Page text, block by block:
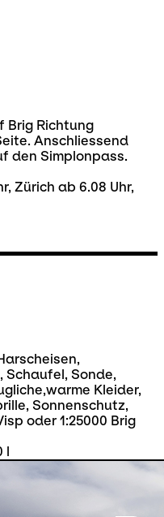
Brig Richtung
Anschliessend
den Simplonpass.
Zürich ab 6.08 Uhr,
Schaufel, Sonde,
Kleider,
Sonnenschutz,
oder 1:25000 Brig